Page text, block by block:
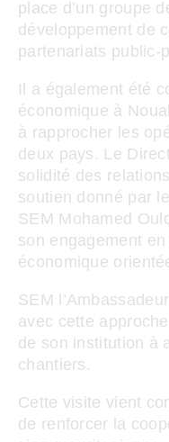
place d’un groupe
développement de
partenariats
Il a également été
économique à
à rapprocher les
deux pays. Le
solidité des
soutien donné par
SEM Mohamed
son engagement
économique
SEM
avec cette
de son institution à
chantiers.
Cette visite vient
de renforcer la